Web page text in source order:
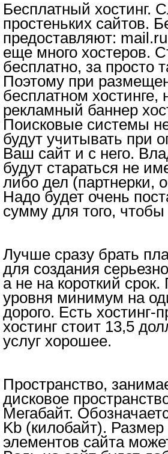
Бесплатный хостинг.
простеньких сайтов.
предоставляют:
еще много хостеров.
бесплатно, за просто
Поэтому при
бесплатном хостинге,
рекламный баннер
Поисковые системы
будут учитывать при
Ваш сайт и с него.
будут стараться не
либо дел (партнерки,
Надо будет очень
сумму для того, чтобы
Лучше сразу брать
для создания
а не на короткий
уровня минимум на
дорого. Есть
хостинг стоит 13,5
услуг хорошее.
Пространство,
дисковое
Мегабайт.
Kb (килобайт).
элементов сайта